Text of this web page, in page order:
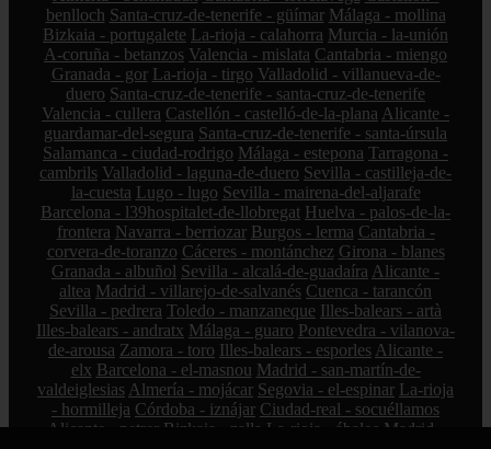
benlloch Santa-cruz-de-tenerife - güímar Málaga - mollina
Bizkaia - portugalete La-rioja - calahorra Murcia - la-unión
A-coruña - betanzos Valencia - mislata Cantabria - miengo
Granada - gor La-rioja - tirgo Valladolid - villanueva-de-
duero Santa-cruz-de-tenerife - santa-cruz-de-tenerife
Valencia - cullera Castellón - castelló-de-la-plana Alicante -
guardamar-del-segura Santa-cruz-de-tenerife - santa-úrsula
Salamanca - ciudad-rodrigo Málaga - estepona Tarragona -
cambrils Valladolid - laguna-de-duero Sevilla - castilleja-de-
la-cuesta Lugo - lugo Sevilla - mairena-del-aljarafe
Barcelona - l39hospitalet-de-llobregat Huelva - palos-de-la-
frontera Navarra - berriozar Burgos - lerma Cantabria -
corvera-de-toranzo Cáceres - montánchez Girona - blanes
Granada - albuñol Sevilla - alcalá-de-guadaíra Alicante -
altea Madrid - villarejo-de-salvanés Cuenca - tarancón
Sevilla - pedrera Toledo - manzaneque Illes-balears - artà
Illes-balears - andratx Málaga - guaro Pontevedra - vilanova-
de-arousa Zamora - toro Illes-balears - esporles Alicante -
elx Barcelona - el-masnou Madrid - san-martín-de-
valdeiglesias Almería - mojácar Segovia - el-espinar La-rioja
- hormilleja Córdoba - iznájar Ciudad-real - socuéllamos
Alicante - petrer Bizkaia - zalla La-rioja - ábalos Madrid -